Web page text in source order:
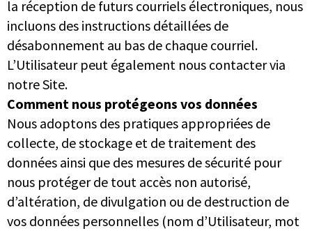
la réception de futurs courriels électroniques, nous
incluons des instructions détaillées de
désabonnement au bas de chaque courriel.
L’Utilisateur peut également nous contacter via
notre Site.
Comment nous protégeons vos données
Nous adoptons des pratiques appropriées de
collecte, de stockage et de traitement des
données ainsi que des mesures de sécurité pour
nous protéger de tout accès non autorisé,
d’altération, de divulgation ou de destruction de
vos données personnelles (nom d’Utilisateur, mot